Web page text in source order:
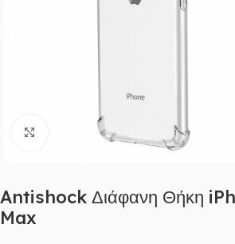
Click to enlarge
Antishock Διάφανη Θήκη
Max